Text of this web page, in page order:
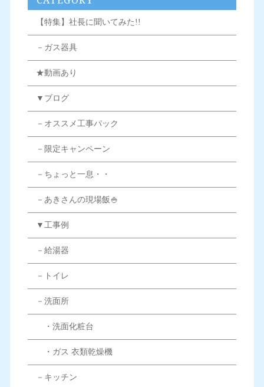
【特集】社長に聞いてみた!!
－ガス器具
★動画あり
▼ブログ
－オススメ工事パック
－限定キャンペーン
－ちょっと一息・・
－あきさんの現場飯🍚
▼工事例
－給湯器
－トイレ
－洗面所
・洗面化粧台
・ガス 衣類乾燥機
－キッチン